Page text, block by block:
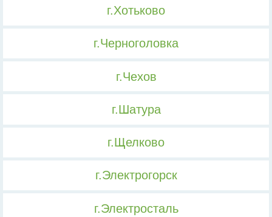
г.Хотьково
г.Черноголовка
г.Чехов
г.Шатура
г.Щелково
г.Электрогорск
г.Электросталь